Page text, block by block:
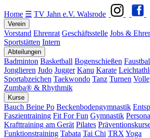
Home ☰ TV Jahn e.V. Walsrode
Verein
Vorstand Ehrenrat Geschäftsstelle Jobs &
Sportstätten Intern
Abteilungen
Badminton Basketball Bogenschießen
Jonglieren Judo Jugger Kanu Karate
Sportabzeichen Taekwondo Tanz Turnen
Zumba® & Rhythmik
Kurse
Bauch Beine Po Beckenbodengymnastik
Faszientraining Fit For Fun Gymnastik
Krafttraining am Gerät Pilates
Funktionstraining Tabata Tai Chi TRX Yoga